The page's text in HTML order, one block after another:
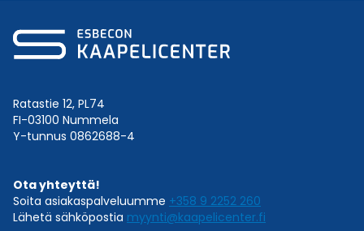
Ratastie 12, PL74
FI-03100 Nummela
Y-tunnus 0862688-4
Ota yhteyttä!
Soita asiakaspalveluumme +358 9 2252 260
Lähetä sähköpostia myynti@kaapelicenter.fi